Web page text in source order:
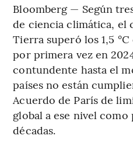
Bloomberg — Según
de ciencia climática, el
Tierra superó los 1,5
por primera vez en
contundente hasta el
países no están
Acuerdo de París de
global a ese nivel
décadas.